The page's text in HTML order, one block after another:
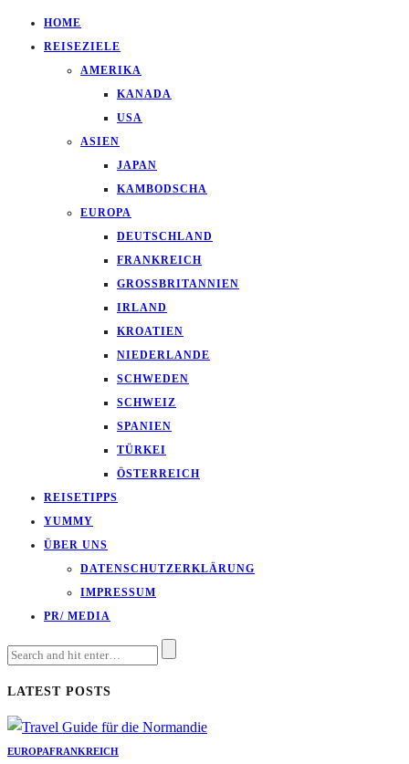
HOME
REISEZIELE
AMERIKA
KANADA
USA
ASIEN
JAPAN
KAMBODSCHA
EUROPA
DEUTSCHLAND
FRANKREICH
GROSSBRITANNIEN
IRLAND
KROATIEN
NIEDERLANDE
SCHWEDEN
SCHWEIZ
SPANIEN
TÜRKEI
ÖSTERREICH
REISETIPPS
YUMMY
ÜBER UNS
DATENSCHUTZERKLÄRUNG
IMPRESSUM
PR/ MEDIA
LATEST POSTS
EUROPAFRANKREICH